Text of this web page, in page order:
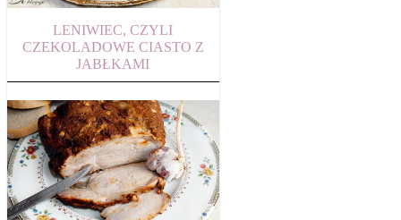
LENIWIEC, CZYLI
CZEKOLADOWE CIASTO Z
JABŁKAMI